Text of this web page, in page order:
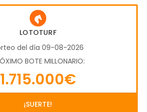
LOTOTURF
del día 09-08-2026
BOTE MILLONARIO:
1.715.000€
¡SUERTE!